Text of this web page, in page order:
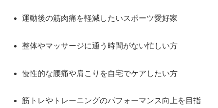
運動後の筋肉痛を軽減したいスポーツ愛好家
整体やマッサージに通う時間がない忙しい方
慢性的な腰痛や肩こりを自宅でケアしたい方
筋トレやトレーニングのパフォーマンス向上を目指